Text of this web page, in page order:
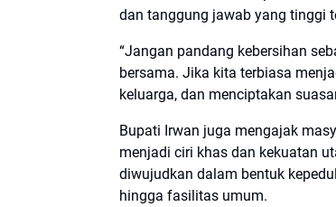
dan tanggung jawab yang tinggi
“Jangan pandang kebersihan
bersama. Jika kita terbiasa
keluarga, dan menciptakan
Bupati Irwan juga mengajak
menjadi ciri khas dan kekuatan
diwujudkan dalam bentuk
hingga fasilitas umum.